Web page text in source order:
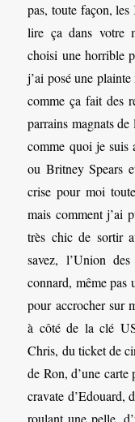
pas, toute façon,
lire ça dans votre
choisi une horrible
j’ai posé une
comme ça fait des
parrains magnats
comme quoi je suis
ou Britney Spears
crise pour moi
mais comment j’ai
très chic de sortir
savez, l’Union
connard, même pas
pour accrocher sur
à côté de la clé
Chris, du ticket de
de Ron, d’une
cravate d’Edouard,
roulant une pelle,